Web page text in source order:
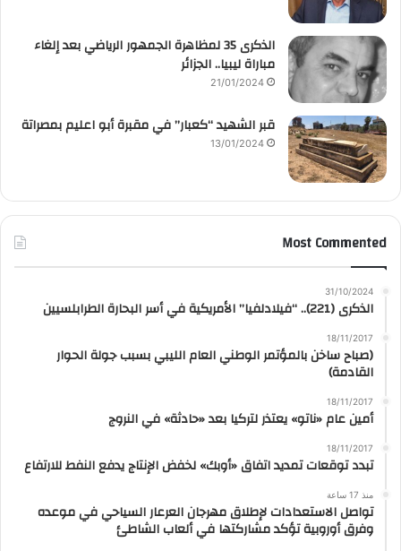
الذكرى 35 لمظاهرة الجمهور الرياضي بعد إلغاء
مباراة ليبيا.. الجزائر
21/01/2024
قبر الشهيد “كعبار” في مقبرة أبو اعليم بمصراتة
13/01/2024
Most Commented
31/10/2024
الذكرى (221).. “فيلادلفيا” الأمريكية في أسر البحارة الطرابلسيين
18/11/2017
(صباح ساخن بالمؤتمر الوطني العام الليبي بسبب جولة الحوار
القادمة)
18/11/2017
أمين عام «ناتو» يعتذر لتركيا بعد «حادثة» في النروج
18/11/2017
تبدد توقعات تمديد اتفاق «أوبك» لخفض الإنتاج يدفع النفط للارتفاع
منذ 17 ساعة
تواصل الاستعدادات لإطلاق مهرجان العرعار السياحي في موعده
وفرق أوروبية تؤكد مشاركتها في ألعاب الشاطئ